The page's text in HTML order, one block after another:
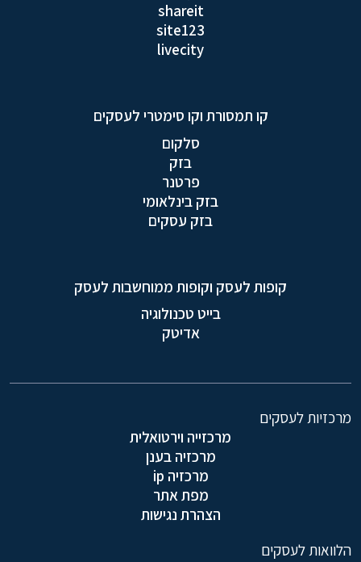
shareit
site123
livecity
קו תמסורת וקו סימטרי לעסקים
סלקום
בזק
פרטנר
בזק בינלאומי
בזק עסקים
קופות לעסק וקופות ממוחשבות לעסק
בייט טכנולוגיה
אדיטק
מרכזיות לעסקים
מרכזייה וירטואלית
מרכזיה בענן
מרכזיה ip
מפת אתר
הצהרת נגישות
הלוואות לעסקים